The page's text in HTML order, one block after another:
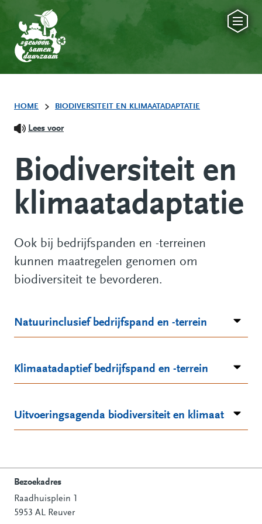
HOME BIODIVERSITEIT EN KLIMAATADAPTATIE
Lees voor
Biodiversiteit en
klimaatadaptatie
Ook bij bedrijfspanden en -terreinen
kunnen maatregelen genomen om
biodiversiteit te bevorderen.
Natuurinclusief bedrijfspand en -terrein
Klimaatadaptief bedrijfspand en -terrein
Uitvoeringsagenda biodiversiteit en klimaat
Contactinformatie
Bezoekadres
Raadhuisplein 1
5953 AL Reuver